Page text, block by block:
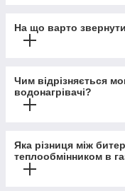
На що варто
Чим відрізняється
водонагрівачі?
Яка різниця між
теплообмінником в